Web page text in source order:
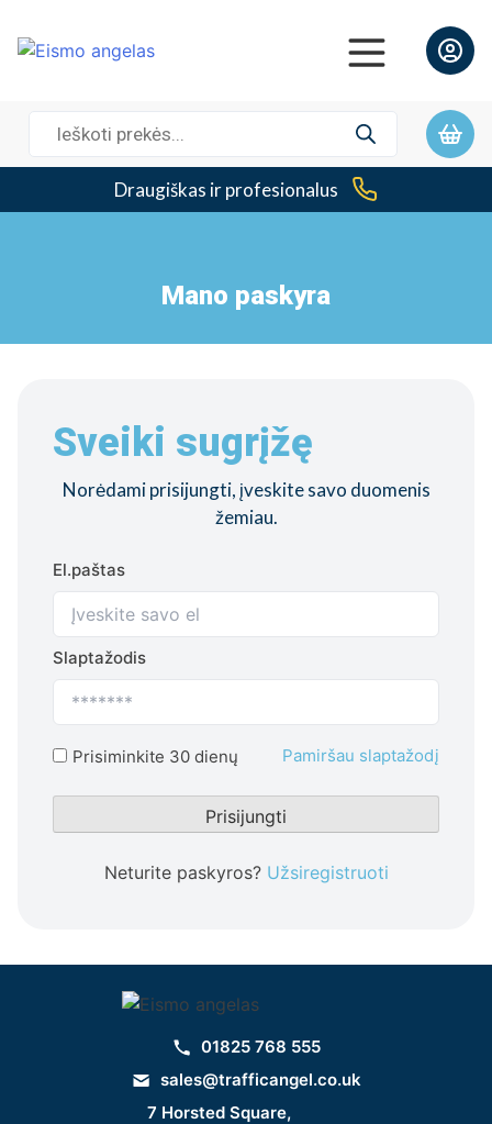
Prekių
paieška
Draugiškas ir profesionalus
Mano paskyra
Sveiki sugrįžę
Norėdami prisijungti, įveskite savo duomenis
žemiau.
El.paštas
Slaptažodis
Prisiminkite 30 dienų Pamiršau slaptažodį
Prisijungti
Neturite paskyros? Užsiregistruoti
01825 768 555
sales@trafficangel.co.uk
7 Horsted Square,